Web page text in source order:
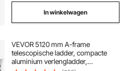
In winkelwagen
VEVOR 5120 mm A-frame
telescopische ladder, compacte
aluminium verlengladder,